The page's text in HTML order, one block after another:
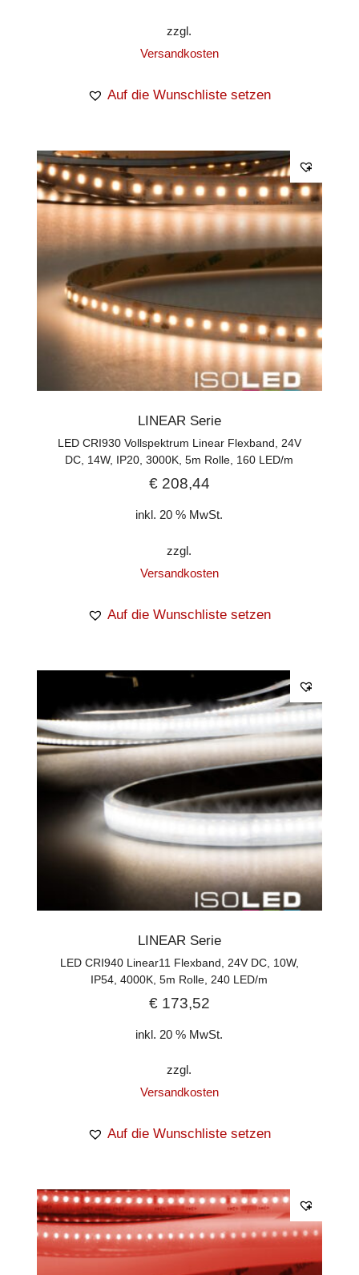
zzgl.
Versandkosten
Auf die Wunschliste setzen
LINEAR Serie
LED CRI930 Vollspektrum Linear Flexband, 24V
DC, 14W, IP20, 3000K, 5m Rolle, 160 LED/m
€208,44
inkl. 20 % MwSt.
zzgl.
Versandkosten
Auf die Wunschliste setzen
LINEAR Serie
LED CRI940 Linear11 Flexband, 24V DC, 10W,
IP54, 4000K, 5m Rolle, 240 LED/m
€173,52
inkl. 20 % MwSt.
zzgl.
Versandkosten
Auf die Wunschliste setzen